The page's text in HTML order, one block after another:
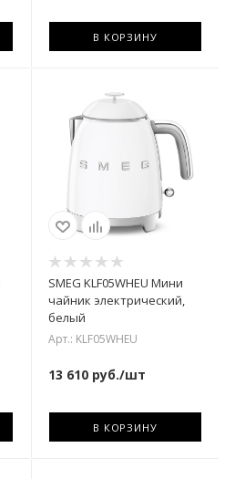
В КОРЗИНУ
SMEG KLF05WHEU Мини
чайник электрический,
белый
Арт.: KLF05WHEU
13 610руб./шт
В КОРЗИНУ